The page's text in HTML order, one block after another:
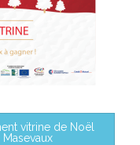
vitrine de Noël
Masevaux